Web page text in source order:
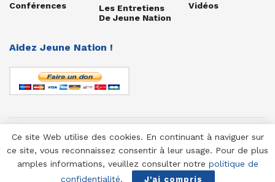
Conférences
Les Entretiens
De Jeune Nation
Vidéos
Aidez Jeune Nation !
© 1958-2025 Jeune Nation
Ce site Web utilise des cookies. En continuant à naviguer sur
ce site, vous reconnaissez consentir à leur usage. Pour de plus
amples informations, veuillez consulter notre politique de
confidentialité. J'ai compris